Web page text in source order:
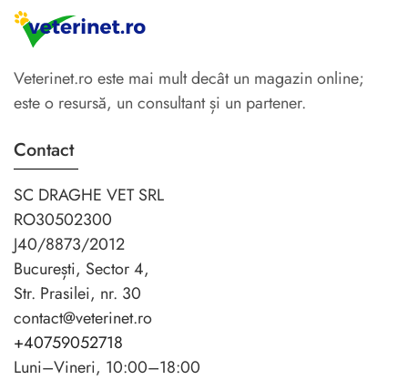
Veterinet.ro este mai mult decât un magazin online;
este o resursă, un consultant și un partener.
Contact
SC DRAGHE VET SRL
RO30502300
J40/8873/2012
București, Sector 4,
Str. Prasilei, nr. 30
contact@veterinet.ro
+40759052718
Luni–Vineri, 10:00–18:00